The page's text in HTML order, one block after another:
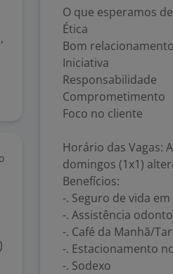
O que esperamos
Ética
Bom
Iniciativa
Responsabilidade
Comprometimento
Foco no cliente
Horário das Vagas:
domingos (1x1)
Benefícios:
-. Seguro de vida
-. Assistência
-. Café da Manhã/
-. Estacionamento
-. Sodexo